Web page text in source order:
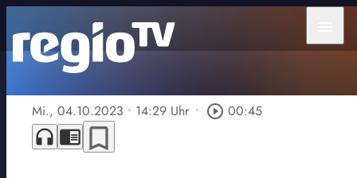
Mi., 04.10.2023 • 14:29 Uhr • play_circle_outline 00:45
headphones chrome_reader_mode bookmark_border